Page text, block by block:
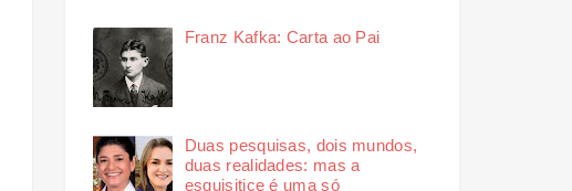
Franz Kafka: Carta ao Pai
Duas pesquisas, dois mundos,
duas realidades: mas a
esquisitice é uma só